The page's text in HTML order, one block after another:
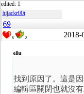
edited: 1
hijackr00t
69
0 0 2018-
eliu
找到原因了。這是
編輯區關閉也就沒